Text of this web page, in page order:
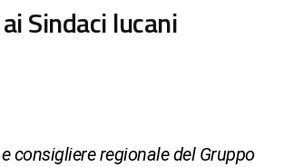
Sindaci lucani
consigliere regionale del Gruppo